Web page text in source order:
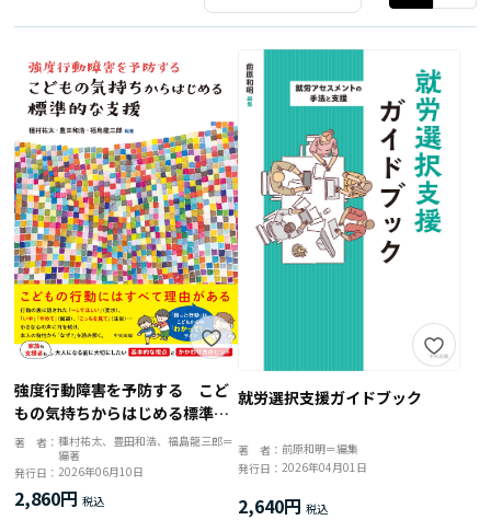
強度行動障害を予防する こど
もの気持ちからはじめる標準的
な支援
著 者：種村祐太、豊田和浩、福島龍三郎＝
編著
発行日：2026年06月10日
2,860円
就労選択支援ガイドブック
著 者： 前原和明＝編集
発行日： 2026年04月01日
2,640円